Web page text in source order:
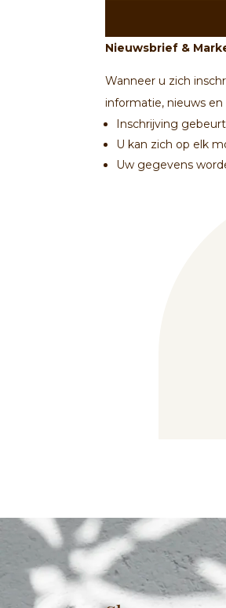
Nieuwsbrief &
Wanneer u zich
informatie, nieuws
Inschrijving
U kan zich op elk
Uw gegevens